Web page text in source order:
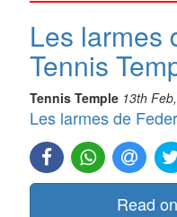
Les larmes
Tennis
Tennis Temple 13th
Les larmes de
Read